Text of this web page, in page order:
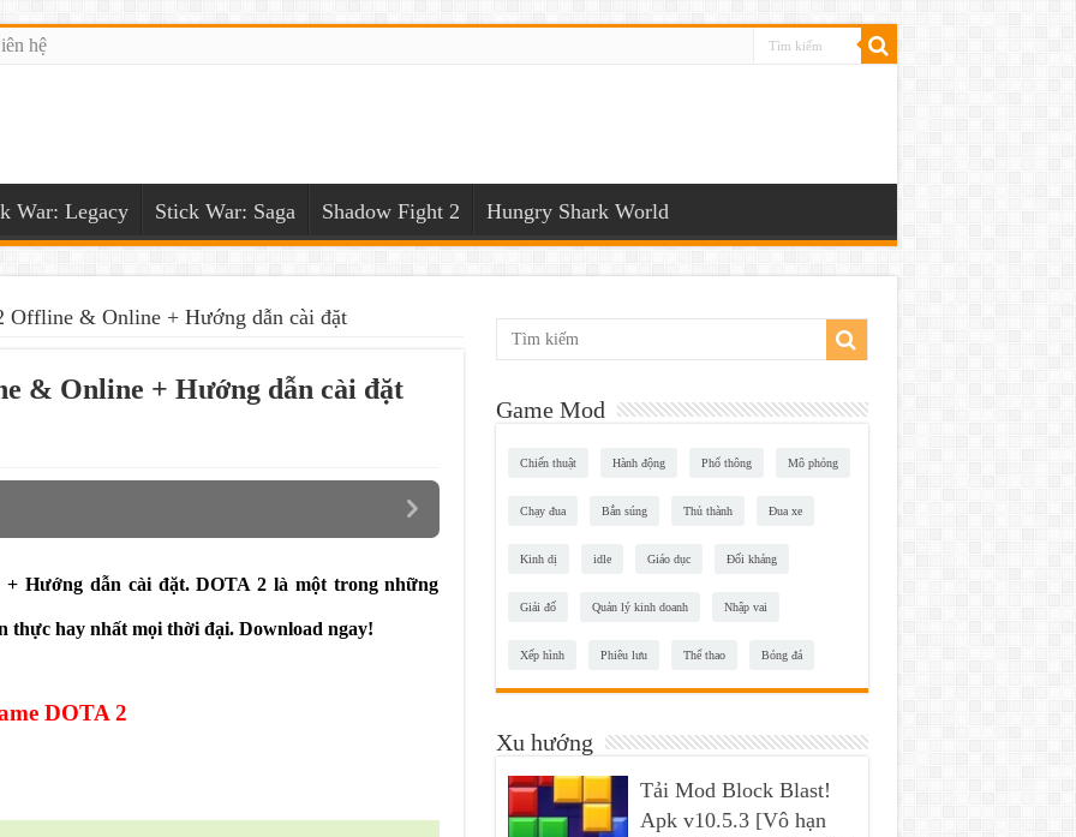
hệ
War: Legacy Stick War: Saga Shadow Fight 2 Hungry Shark World
Offline & Online + Hướng dẫn cài đặt
& Online + Hướng dẫn cài đặt
Hướng dẫn cài đặt. DOTA 2 là một trong những
thực hay nhất mọi thời đại. Download ngay!
DOTA 2
Game Mod
Chiến thuật Hành động Phổ thông Mô phỏng
Chạy đua Bắn súng Thủ thành Đua xe
Kinh dị idle Giáo dục Đối kháng
Giải đố Quản lý kinh doanh Nhập vai
Xếp hình Phiêu lưu Thể thao Bóng đá
Xu hướng
Tải Mod Block Blast!
Apk v10.5.3 [Vô hạn